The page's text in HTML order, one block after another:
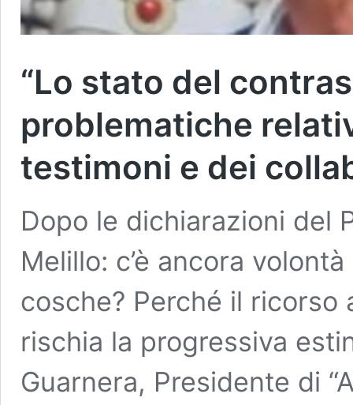
“Lo stato del
problematiche
testimoni e dei
Dopo le dichiarazioni del
Melillo: c’è ancora
cosche? Perché il
rischia la progressiva
Guarnera, Presidente di